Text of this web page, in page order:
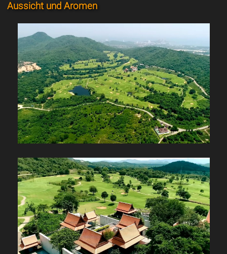
Aussicht und Aromen